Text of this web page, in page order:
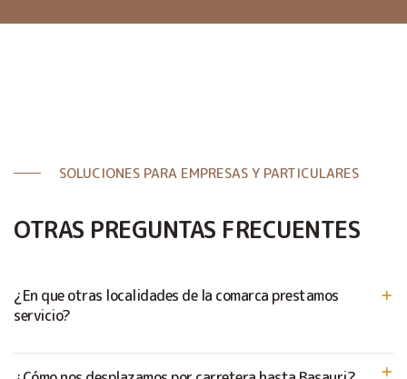
SOLUCIONES PARA EMPRESAS Y PARTICULARES
OTRAS PREGUNTAS FRECUENTES
¿En que otras localidades de la comarca prestamos
servicio?